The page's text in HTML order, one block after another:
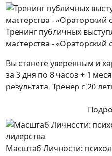
Тренинг публичных
мастерства - «Ораторский
Вы станете уверенным и
за 3 дня по 8 часов + 1
результата. Тренер с 20
Масштаб Личности: